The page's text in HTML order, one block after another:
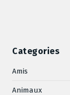
Categories
Amis
Animaux